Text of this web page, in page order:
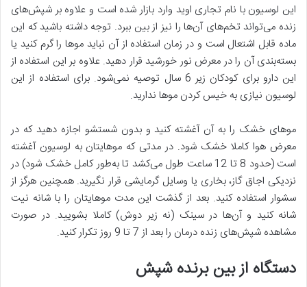
این لوسیون با نام تجاری اوید وارد بازار شده است و علاوه بر شپش‌های
زنده می‌تواند تخم‌های آن‌ها را نیز از بین ببرد. توجه داشته باشید که این
ماده قابل اشتعال است و در زمان استفاده از آن نباید موها را گرم کنید یا
بسته‌بندی آن را در معرض نور خورشید قرار دهید. علاوه بر این استفاده از
این دارو برای کودکان زیر 6 سال توصیه نمی‌شود. برای استفاده از این
لوسیون نیازی به خیس کردن موها ندارید.
موهای خشک را به آن آغشته کنید و بدون شستشو اجازه دهید که در
معرض هوا کاملا خشک شود. در مدتی که موهایتان به لوسیون آغشته
است (حدود 8 تا 12 ساعت طول می‌کشد تا به‌طور کامل خشک شود) در
نزدیکی اجاق گاز، بخاری یا وسایل گرمایشی قرار نگیرید. همچنین هرگز از
سشوار استفاده کنید. بعد از گذشت این مدت موهایتان را با شانه نیت
شانه کنید و آن‌ها در سینک (نه زیر دوش) کاملا بشویید. در صورت
مشاهده شپش‌های زنده درمان را بعد از 7 تا 9 روز تکرار کنید.
دستگاه از بین برنده شپش